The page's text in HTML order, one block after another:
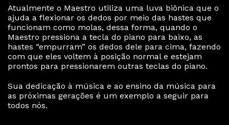
Atualmente o Maestro utiliza uma luva biônica que o
ajuda a flexionar os dedos por meio das hastes que
funcionam como molas, dessa forma, quando o
Maestro pressiona a tecla do piano para baixo, as
hastes “empurram” os dedos dele para cima, fazendo
com que eles voltem à posição normal e estejam
prontos para pressionarem outras teclas do piano.
Sua dedicação à música e ao ensino da música para
as próximas gerações é um exemplo a seguir para
todos nós.